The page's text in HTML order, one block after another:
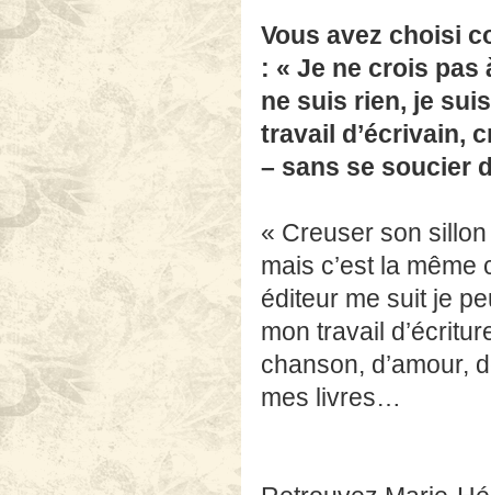
Vous avez choisi
: « Je ne crois pas
ne suis rien, je
travail d’écrivain,
– sans se soucier
« Creuser son
mais c’est la
éditeur me suit je
mon travail
chanson, d’amour,
mes livres…